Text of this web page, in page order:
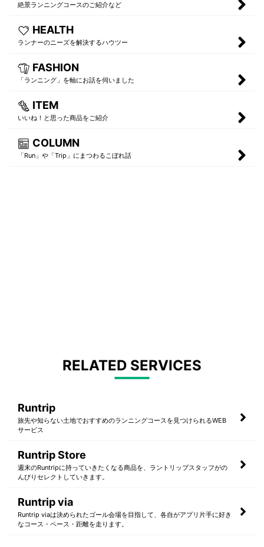
絶景ランニングコースのご紹介など
HEALTH
ランナーのニーズを解決するハウツー
FASHION
「ランニング」を軸にお話を伺いました
ITEM
いいね！と思った商品をご紹介
COLUMN
「Run」や「Trip」にまつわるこぼれ話
RELATED SERVICES
Runtrip
旅先や知らない土地でおすすめのランニングコースを見つけられるWEB
サービス
Runtrip Store
週末のRuntripに持っていきたくなる商品を、ラントリップスタッフがの
んびりセレクトしていきます。
Runtrip via
Runtrip viaは決められたゴール会場を目指して、各自がアプリ片手に好き
なコース・ペース・距離を走ります。